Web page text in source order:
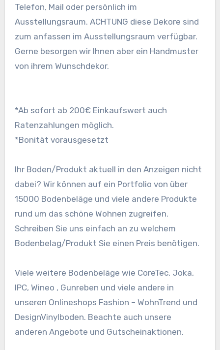
Telefon, Mail oder persönlich im
Ausstellungsraum. ACHTUNG diese Dekore sind
zum anfassen im Ausstellungsraum verfügbar.
Gerne besorgen wir Ihnen aber ein Handmuster
von ihrem Wunschdekor.
*Ab sofort ab 200€ Einkaufswert auch
Ratenzahlungen möglich.
*Bonität vorausgesetzt
Ihr Boden/Produkt aktuell in den Anzeigen nicht
dabei? Wir können auf ein Portfolio von über
15000 Bodenbeläge und viele andere Produkte
rund um das schöne Wohnen zugreifen.
Schreiben Sie uns einfach an zu welchem
Bodenbelag/Produkt Sie einen Preis benötigen.
Viele weitere Bodenbeläge wie CoreTec, Joka,
IPC, Wineo , Gunreben und viele andere in
unseren Onlineshops Fashion – WohnTrend und
DesignVinylboden. Beachte auch unsere
anderen Angebote und Gutscheinaktionen.